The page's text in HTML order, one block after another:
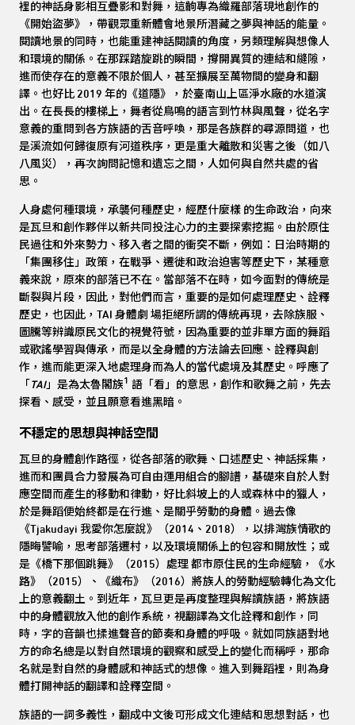
裡的神話身影相互疊影和對舞，這齣專為織羅部落現地創作的
《開始盜夢》，帶觀眾重新體會地景所潛藏之夢與神話的能量。
閱讀地景的同時，也能重建神話閱讀的角度，另類理解與想像人
和環境的關係。在那踩踏旋跳的瞬間，撐開異質的連結和縫隙，
進而使存在的意義不限於個人，甚至擴展至萬物間的變身和翻
譯。也好比 2019 年的《道隱》，於臺南山上區淨水廠的水道演
出。在長長的樓梯上，舞者從鳥鳴的語言到竹林與風聲，從名字
意義的重問到各方族語的舌音呼喚，那是各族群的尋源問道，也
是溪流如何歸復原有河道秩序，更是重大離散和災害之後（如八
八風災），再次詢問記憶和遺忘之間，人如何與自然共處的省
思。
人身處何種環境，承襲何種歷史，經歷什麼樣 的生命政治，向來
是瓦旦和創作夥伴以新共同投注心力的主要探索挖掘。由於原住
民過往和外來勢力、移入者之間的衝突不斷，例如：日治時期的
「集團移住」政策，在戰爭、遷徙和政治迫害等歷史下，某種意
義來說，原來的部落已不在。當部落不在時，如今面對的傳統是
斷裂與片段，因此，對他們而言，重要的是如何處理歷史、詮釋
歷史，也因此，TAI 身體劇 場拒絕所謂的傳統再現，去除族服、
圖騰等辨識原民文化的視覺符號，因為重要的並非單方面的舞蹈
或歌謠學習與傳承，而是以全身體的方法論去回應、詮釋與創
作，進而能更深入地處理身而為人的當代處境及其歷史。呼應了
「 TAI」是為太魯閣族1 語「看」的意思，創作和歌舞之前，先去
探看、感受，並且願意看進黑暗。
不穩定的思想與神話空間
瓦旦的身體創作路徑，從各部落的歌舞、口述歷史、神話採集，
進而和團員合力發展為可自由運用組合的腳譜，基礎來自於人對
應空間而產生的移動和律動，好比斜坡上的人或森林中的獵人，
於是舞蹈便始終都是在行進、是關乎勞動的身體。過去像
《Tjakudayi 我愛你怎麼說》（2014、2018），以排灣族情歌的
隱晦譬喻，思考部落遷村，以及環境關係上的包容和開放性；或
是《橋下那個跳舞》（2015）處理 都市原住民的生命經驗，《水
路》（2015）、《織布》（2016）將族人的勞動經驗轉化為文化
上的意義翻土。到近年，瓦旦更是再度整理與解讀族語，將族語
中的身體觀放入他的創作系統，視翻譯為文化詮釋和創作，同
時，字的音韻也揉進聲音的節奏和身體的呼吸。就如同族語對地
方的命名總是以對自然環境的觀察和感受上的變化而稱呼，那命
名就是對自然的身體感和神話式的想像。進入到舞蹈裡，則為身
體打開神話的翻譯和詮釋空間。
族語的一詞多義性，翻成中文後可形成文化連結和思想對話，也